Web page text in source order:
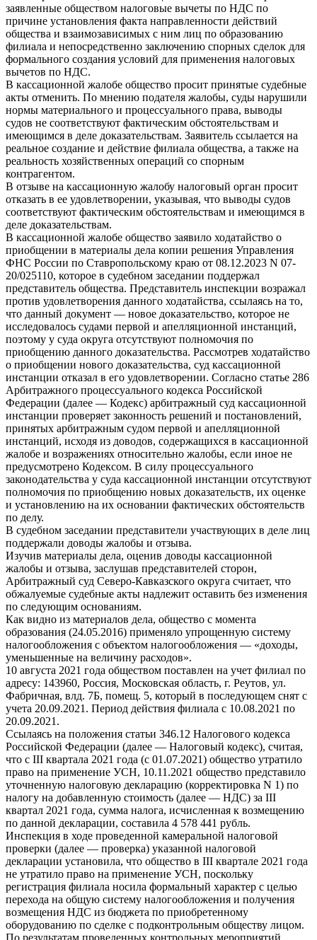
заявленные обществом налоговые вычеты по НДС по
причине установления факта направленности действий
общества и взаимозависимых с ним лиц по образованию
филиала и непосредственно заключению спорных сделок для
формального создания условий для применения налоговых
вычетов по НДС.
В кассационной жалобе общество просит принятые судебные
акты отменить. По мнению подателя жалобы, суды нарушили
нормы материального и процессуального права, выводы
судов не соответствуют фактическим обстоятельствам и
имеющимся в деле доказательствам. Заявитель ссылается на
реальное создание и действие филиала общества, а также на
реальность хозяйственных операций со спорным
контрагентом.
В отзыве на кассационную жалобу налоговый орган просит
отказать в ее удовлетворении, указывая, что выводы судов
соответствуют фактическим обстоятельствам и имеющимся в
деле доказательствам.
В кассационной жалобе общество заявило ходатайство о
приобщении в материалы дела копии решения Управления
ФНС России по Ставропольскому краю от 08.12.2023 N 07-
20/025110, которое в судебном заседании поддержал
представитель общества. Представитель инспекции возражал
против удовлетворения данного ходатайства, ссылаясь на то,
что данный документ — новое доказательство, которое не
исследовалось судами первой и апелляционной инстанций,
поэтому у суда округа отсутствуют полномочия по
приобщению данного доказательства. Рассмотрев ходатайство
о приобщении нового доказательства, суд кассационной
инстанции отказал в его удовлетворении. Согласно статье 286
Арбитражного процессуального кодекса Российской
Федерации (далее — Кодекс) арбитражный суд кассационной
инстанции проверяет законность решений и постановлений,
принятых арбитражным судом первой и апелляционной
инстанций, исходя из доводов, содержащихся в кассационной
жалобе и возражениях относительно жалобы, если иное не
предусмотрено Кодексом. В силу процессуального
законодательства у суда кассационной инстанции отсутствуют
полномочия по приобщению новых доказательств, их оценке
и установлению на их основании фактических обстоятельств
по делу.
В судебном заседании представители участвующих в деле лиц
поддержали доводы жалобы и отзыва.
Изучив материалы дела, оценив доводы кассационной
жалобы и отзыва, заслушав представителей сторон,
Арбитражный суд Северо-Кавказского округа считает, что
обжалуемые судебные акты надлежит оставить без изменения
по следующим основаниям.
Как видно из материалов дела, общество с момента
образования (24.05.2016) применяло упрощенную систему
налогообложения с объектом налогообложения — «доходы,
уменьшенные на величину расходов».
10 августа 2021 года обществом поставлен на учет филиал по
адресу: 143960, Россия, Московская область, г. Реутов, ул.
Фабричная, влд. 7Б, помещ. 5, который в последующем снят с
учета 20.09.2021. Период действия филиала с 10.08.2021 по
20.09.2021.
Ссылаясь на положения статьи 346.12 Налогового кодекса
Российской Федерации (далее — Налоговый кодекс), считая,
что с III квартала 2021 года (с 01.07.2021) общество утратило
право на применение УСН, 10.11.2021 общество представило
уточненную налоговую декларацию (корректировка N 1) по
налогу на добавленную стоимость (далее — НДС) за III
квартал 2021 года, сумма налога, исчисленная к возмещению
по данной декларации, составила 4 578 441 рубль.
Инспекция в ходе проведенной камеральной налоговой
проверки (далее — проверка) указанной налоговой
декларации установила, что общество в III квартале 2021 года
не утратило право на применение УСН, поскольку
регистрация филиала носила формальный характер с целью
перехода на общую систему налогообложения и получения
возмещения НДС из бюджета по приобретенному
оборудованию по сделке с подконтрольным обществу лицом.
По результатам проведенных контрольных мероприятий